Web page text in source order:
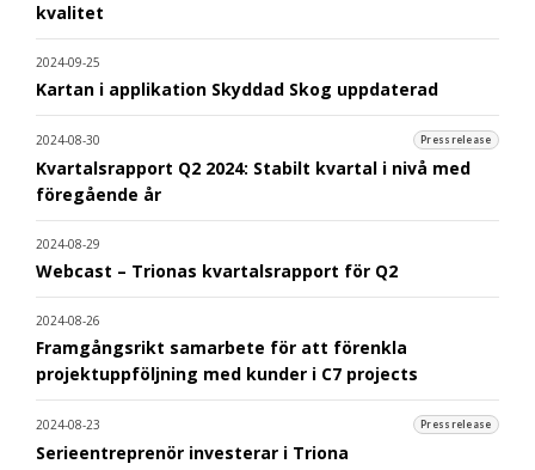
kvalitet
2024-09-25
Kartan i applikation Skyddad Skog uppdaterad
2024-08-30 Pressrelease
Kvartalsrapport Q2 2024: Stabilt kvartal i nivå med
föregående år
2024-08-29
Webcast – Trionas kvartalsrapport för Q2
2024-08-26
Framgångsrikt samarbete för att förenkla
projektuppföljning med kunder i C7 projects
2024-08-23 Pressrelease
Serieentreprenör investerar i Triona